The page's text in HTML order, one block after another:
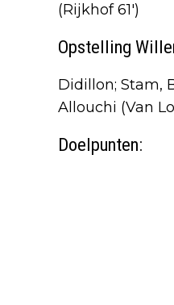
(Rijkhof 61')
Opstelling
Didillon; Stam,
Allouchi (Van
Doelpunten: